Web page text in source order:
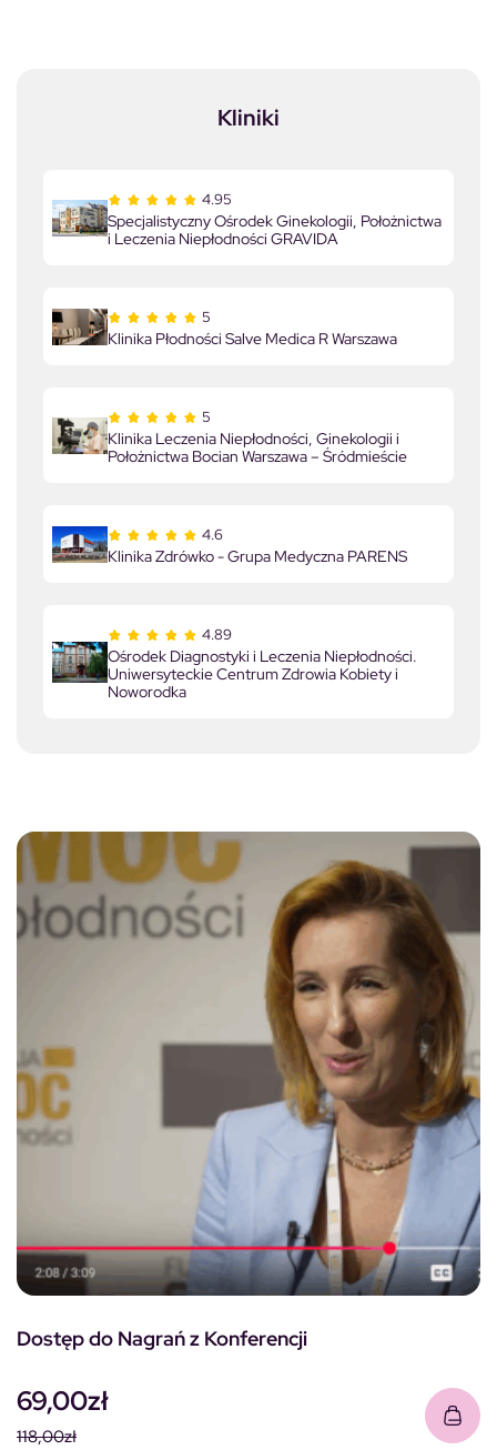
Kliniki
4.95
Specjalistyczny Ośrodek Ginekologii, Położnictwa
i Leczenia Niepłodności GRAVIDA
5
Klinika Płodności Salve Medica R Warszawa
5
Klinika Leczenia Niepłodności, Ginekologii i
Położnictwa Bocian Warszawa – Śródmieście
4.6
Klinika Zdrówko - Grupa Medyczna PARENS
4.89
Ośrodek Diagnostyki i Leczenia Niepłodności.
Uniwersyteckie Centrum Zdrowia Kobiety i
Noworodka
Dostęp do Nagrań z Konferencji
118,00zł
69,00zł